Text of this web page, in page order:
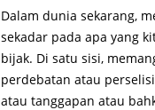
Dalam dunia sekarang,
sekadar pada apa yang
bijak. Di satu sisi,
perdebatan atau
atau tanggapan atau